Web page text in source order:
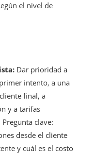
el nivel de
Dar prioridad a
intento, a una
final, a
y a tarifas
clave:
desde el cliente
y cuál es el costo